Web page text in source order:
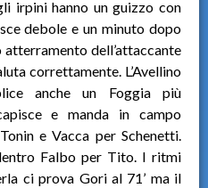
irpini hanno un guizzo con
debole e un minuto dopo
dell’attaccante
correttamente. L’Avellino
anche un Foggia più
e manda in campo
e Vacca per Schenetti.
Falbo per Tito. I ritmi
ci prova Gori al 71’ ma il